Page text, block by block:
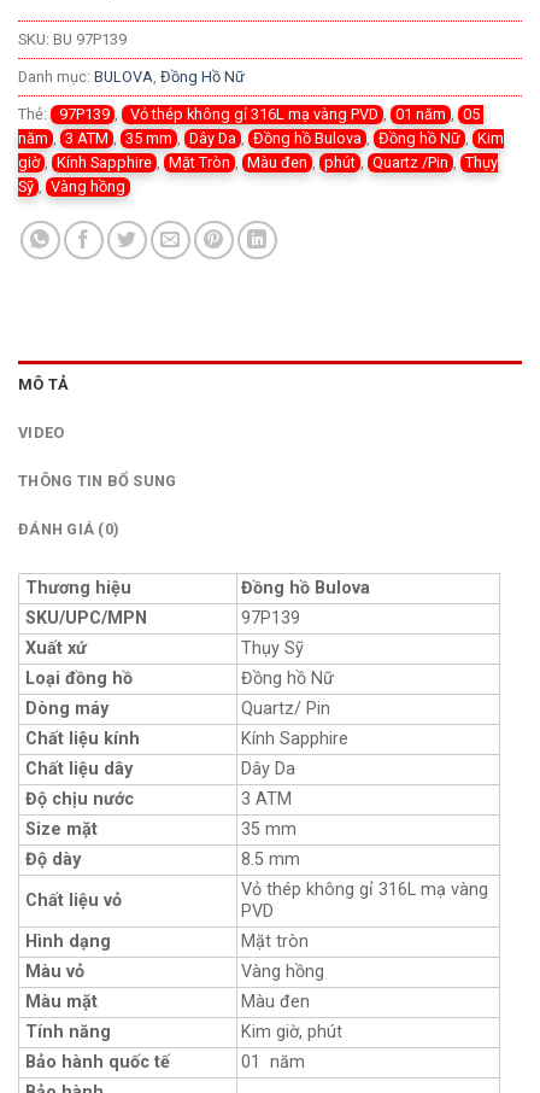
SKU: BU 97P139
Danh mục: BULOVA Đồng Hồ Nữ
Thẻ: 97P139 Vỏ thép không gỉ 316L mạ vàng PVD 01 năm
05
năm
3 ATM 35 mm Dây Da Đồng hồ Bulova Đồng hồ Nữ
Kim
giờ
Kính Sapphire Mặt Tròn Màu đen phút Quartz /Pin
Thụy
Sỹ
Vàng hồng
MÔ TẢ
VIDEO
THÔNG TIN BỔ SUNG
ĐÁNH GIÁ (0)
Thương hiệu
Đồng hồ Bulova
SKU/UPC/MPN
97P139
Xuất xứ
Thụy Sỹ
Loại đồng hồ
Đồng hồ Nữ
Dòng máy
Quartz/ Pin
Chất liệu kính
Kính Sapphire
Chất liệu dây
Dây Da
Độ chịu nước
3 ATM
Size mặt
35 mm
Độ dày
8.5 mm
Chất liệu vỏ
Vỏ thép không gỉ 316L mạ vàng
PVD
Hình dạng
Mặt tròn
Màu vỏ
Vàng hồng
Màu mặt
Màu đen
Tính năng
Kim giờ, phút
Bảo hành quốc tế
01 năm